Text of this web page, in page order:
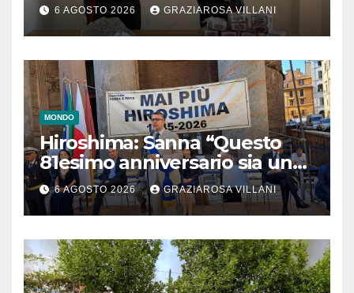
6 AGOSTO 2026 GRAZIAROSA VILLANI
MONDO
Hiroshima: Sanna “Questo
81esimo anniversario sia un
monito per tutti”
6 AGOSTO 2026 GRAZIAROSA VILLANI